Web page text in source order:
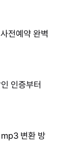
전예약 완벽
인증부터
mp3 변환 방